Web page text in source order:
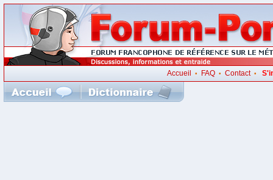
Accueil • FAQ• Contact•